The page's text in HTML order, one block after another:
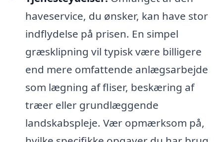
haveservice, du ønsker, kan have stor
indflydelse på prisen. En simpel
græsklipning vil typisk være billigere
end mere omfattende anlægsarbejde
som lægning af fliser, beskæring af
træer eller grundlæggende
landskabspleje. Vær opmærksom på,